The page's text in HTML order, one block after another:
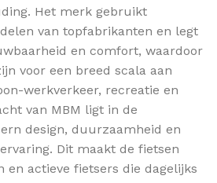
Het merk gebruikt
van topfabrikanten en legt
en comfort, waardoor
voor een breed scala aan
werkverkeer, recreatie en
van MBM ligt in de
design, duurzaamheid en
Dit maakt de fietsen
en actieve fietsers die dagelijks